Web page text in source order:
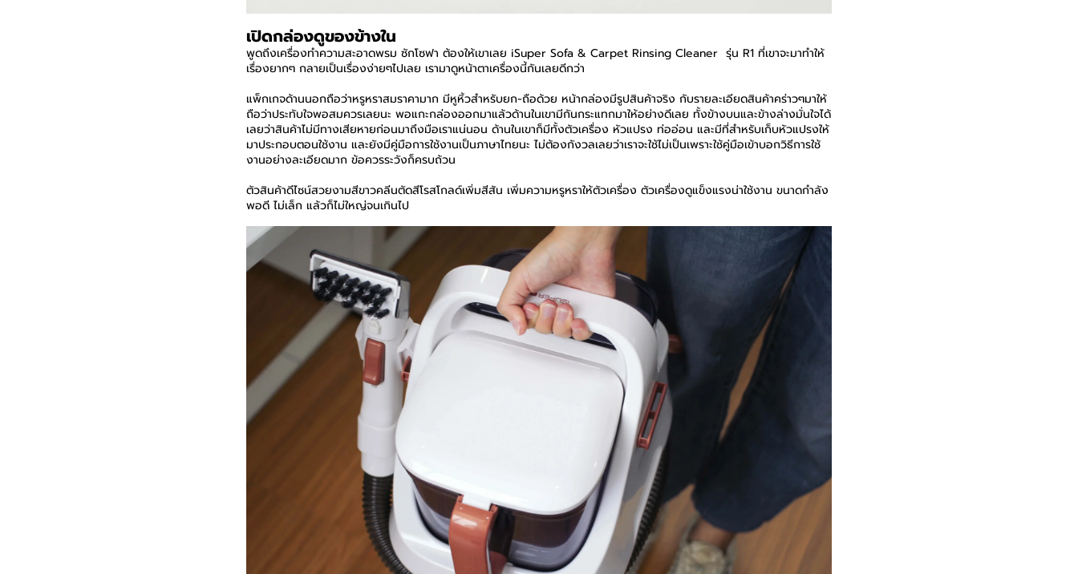
เปิดกล่องดูของข้างใน
พูดถึงเครื่องทำความสะอาดพรม ซักโซฟา ต้องให้เขาเลย iSuper Sofa & Carpet Rinsing Cleaner รุ่น R1 ที่เขาจะมาทำให้
เรื่องยากๆ กลายเป็นเรื่องง่ายๆไปเลย เรามาดูหน้าตาเครื่องนี้กันเลยดีกว่า
แพ็กเกจด้านนอกถือว่าหรูหราสมราคามาก มีหูหิ้วสำหรับยก-ถือด้วย หน้ากล่องมีรูปสินค้าจริง กับรายละเอียดสินค้าคร่าวๆมาให้
ถือว่าประทับใจพอสมควรเลยนะ พอแกะกล่องออกมาแล้วด้านในเขามีกันกระแทกมาให้อย่างดีเลย ทั้งข้างบนและข้างล่างมั่นใจได้
เลยว่าสินค้าไม่มีทางเสียหายก่อนมาถึงมือเราแน่นอน ด้านในเขาก็มีทั้งตัวเครื่อง หัวแปรง ท่ออ่อน และมีที่สำหรับเก็บหัวแปรงให้
มาประกอบตอนใช้งาน และยังมีคู่มือการใช้งานเป็นภาษาไทยนะ ไม่ต้องกังวลเลยว่าเราจะใช้ไม่เป็นเพราะใช้คู่มือเข้าบอกวิธีการใช้
งานอย่างละเอียดมาก ข้อควรระวังก็ครบถ้วน
ตัวสินค้าดีไซน์สวยงามสีขาวคลีนตัดสีโรสโกลด์เพิ่มสีสัน เพิ่มความหรูหราให้ตัวเครื่อง ตัวเครื่องดูแข็งแรงน่าใช้งาน ขนาดกำลัง
พอดี ไม่เล็ก แล้วก็ไม่ใหญ่จนเกินไป